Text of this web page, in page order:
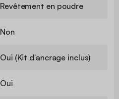
Revêtement en poudre
Non
Oui (Kit d'ancrage inclus)
Oui